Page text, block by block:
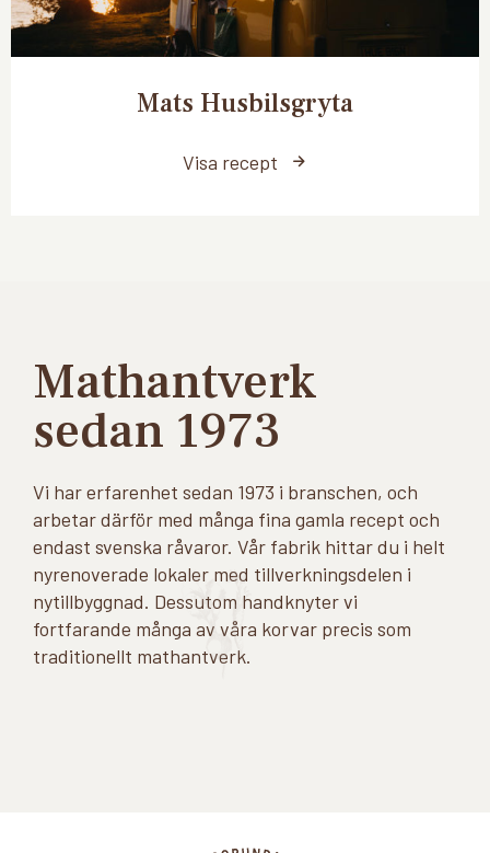
Mats Husbilsgryta
Visa recept
Mathantverk
sedan 1973
Vi har erfarenhet sedan 1973 i branschen, och
arbetar därför med många fina gamla recept och
endast svenska råvaror. Vår fabrik hittar du i helt
nyrenoverade lokaler med tillverkningsdelen i
nytillbyggnad. Dessutom handknyter vi
fortfarande många av våra korvar precis som
traditionellt mathantverk.